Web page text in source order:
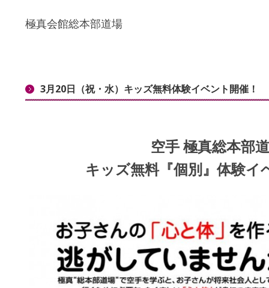
極真会館総本部道場
3月20日（祝・水）キッズ無料体験イベント開催！
空手 極真総本部
キッズ無料『個別』体験イ